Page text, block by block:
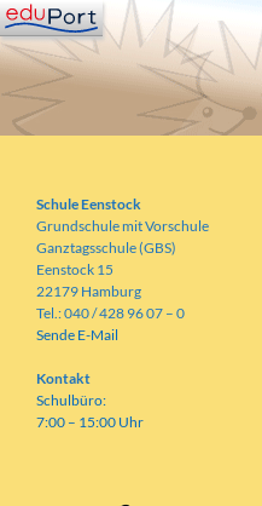
Zum
Inhalt
springen
Grundschule mit Vorschule
Schule Eenstock
Grundschule mit Vorschule
Ganztagsschule (GBS)
Eenstock 15
22179 Hamburg
Tel.: 040 / 428 96 07 – 0
Sende E-Mail
Kontakt
Schulbüro:
7:00 – 15:00 Uhr